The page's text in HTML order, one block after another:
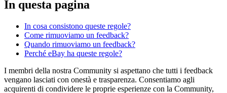
In questa pagina
In cosa consistono queste regole?
Come rimuoviamo un feedback?
Quando rimuoviamo un feedback?
Perché eBay ha queste regole?
I membri della nostra Community si aspettano che tutti i feedback
vengano lasciati con onestà e trasparenza. Consentiamo agli
acquirenti di condividere le proprie esperienze con la Community,